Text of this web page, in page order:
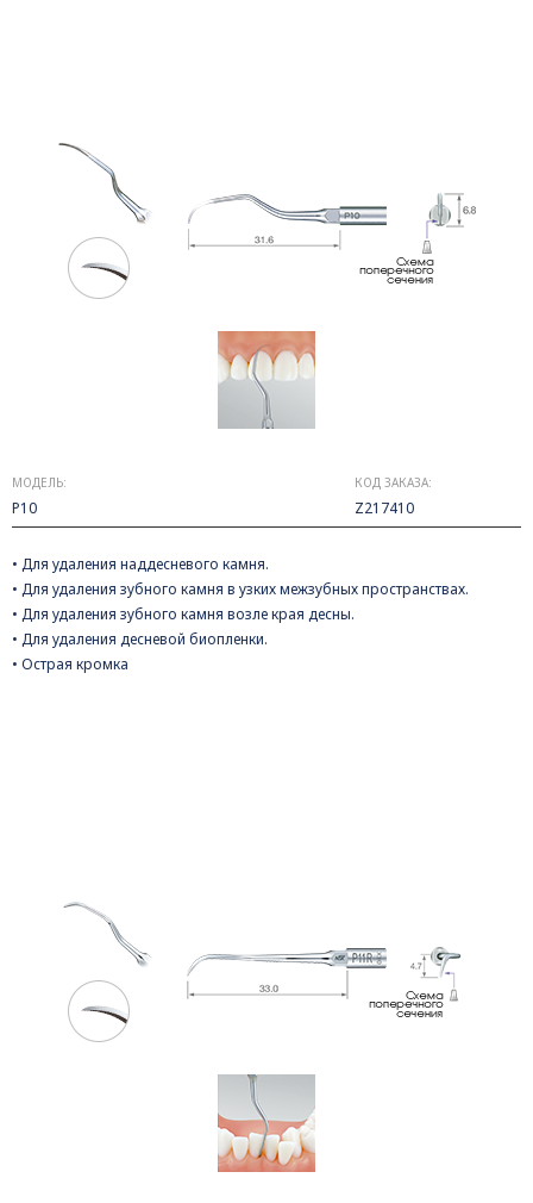
МОДЕЛЬ:
P10
КОД ЗАКАЗА:
Z217410
• Для удаления наддесневого камня.
• Для удаления зубного камня в узких межзубных пространствах.
• Для удаления зубного камня возле края десны.
• Для удаления десневой биопленки.
• Острая кромка